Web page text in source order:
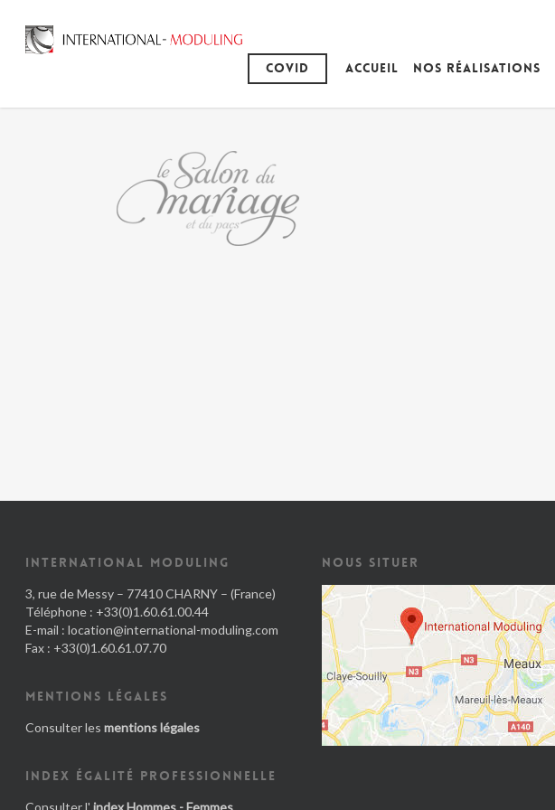
Covid Accueil Nos réalisations
INTERNATIONAL MODULING
3, rue de Messy – 77410 CHARNY – (France)
Téléphone : +33(0)1.60.61.00.44
E-mail : location@international-moduling.com
Fax : +33(0)1.60.61.07.70
MENTIONS LÉGALES
Consulter les mentions légales
INDEX ÉGALITÉ PROFESSIONNELLE
Consulter l' index Hommes - Femmes
NOUS SITUER